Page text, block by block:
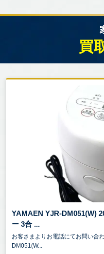
買
YAMAEN YJR-DM051(W)
ー 3合 ...
お客さまよりお電話にてお問い合
DM051(W...